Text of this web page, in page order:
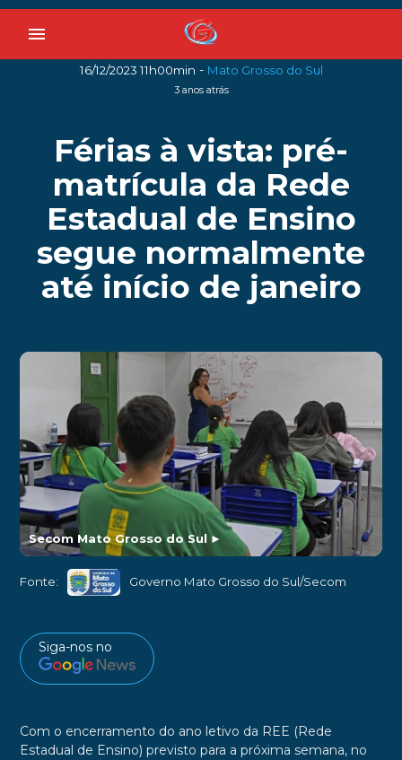
menu
16/12/2023 11h00min - Mato Grosso do Sul
3 anos atrás
Férias à vista: pré-
matrícula da Rede
Estadual de Ensino
segue normalmente
até início de janeiro
Secom Mato Grosso do Sul►
Fonte: Governo Mato Grosso do Sul/Secom
Siga-nos no
Com o encerramento do ano letivo da REE (Rede
Estadual de Ensino) previsto para a próxima semana, no